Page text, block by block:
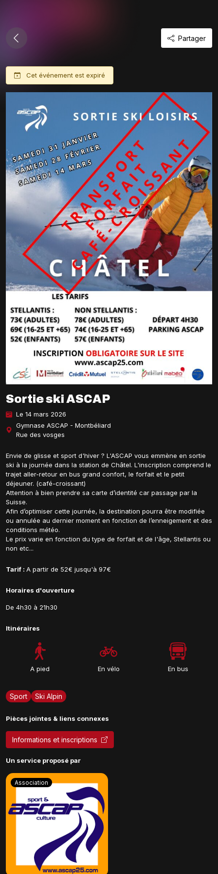
Partager
Cet événement est expiré
Sortie ski ASCAP
Le 14 mars 2026
Gymnase ASCAP - Montbéliard
Rue des vosges
Envie de glisse et sport d'hiver ? L'ASCAP vous emmène en sortie
ski à la journée dans la station de Châtel. L'inscription comprend le
trajet aller-retour en bus grand confort, le forfait et le petit
déjeuner. (café-croissant)
Attention à bien prendre sa carte d’identité car passage par la
Suisse.
Afin d’optimiser cette journée, la destination pourra être modifiée
ou annulée au dernier moment en fonction de l’enneigement et des
conditions météo.
Le prix varie en fonction du type de forfait et de l'âge, Stellantis ou
non etc...
Tarif : A partir de 52€ jusqu'à 97€
Horaires d'ouverture
De 4h30 à 21h30
Itinéraires
A pied En vélo En bus
Sport Ski Alpin
Pièces jointes & liens connexes
Informations et inscriptions
Un service proposé par
Association